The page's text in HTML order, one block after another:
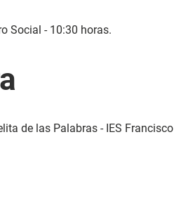
Social - 10:30 horas.
de las Palabras - IES Francisco